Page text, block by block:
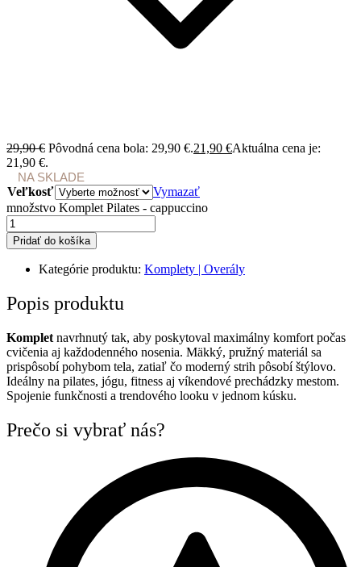
29,90€ Pôvodná cena bola: 29,90 €.21,90 €Aktuálna cena je:
21,90 €.
NA SKLADE
Veľkosť
Vymazať
množstvo Komplet Pilates - cappuccino
Pridať do košíka
Kategórie produktu: Komplety | Overály
Popis produktu
Komplet navrhnutý tak, aby poskytoval maximálny komfort počas
cvičenia aj každodenného nosenia. Mäkký, pružný materiál sa
prispôsobí pohybom tela, zatiaľ čo moderný strih pôsobí štýlovo.
Ideálny na pilates, jógu, fitness aj víkendové prechádzky mestom.
Spojenie funkčnosti a trendového looku v jednom kúsku.
Prečo si vybrať nás?